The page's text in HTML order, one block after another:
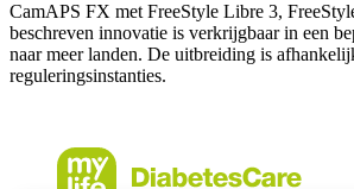
CamAPS FX met FreeStyle Libre 3,
beschreven innovatie is verkrijgbaar in een
naar meer landen. De uitbreiding is
reguleringsinstanties.